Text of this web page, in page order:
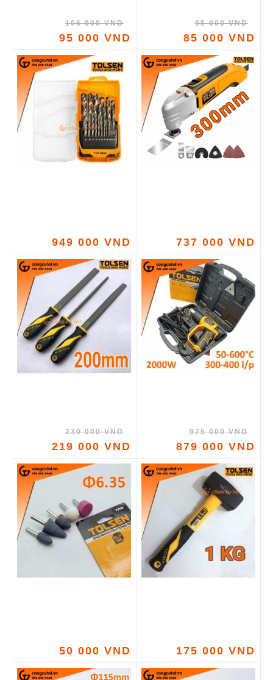
106 000 VND
95 000 VND
95 000 VND
85 000 VND
949 000 VND 737 000 VND
230 000 VND
219 000 VND
975 000 VND
879 000 VND
50 000 VND 175 000 VND